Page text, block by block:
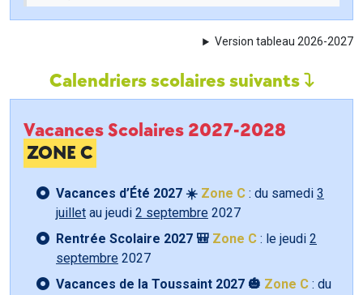
Version tableau 2026-2027
Calendriers scolaires suivants
Vacances Scolaires 2027-2028
ZONE C
Vacances d’Été 2027 ☀️ Zone C : du samedi 3
juillet au jeudi 2 septembre 2027
Rentrée Scolaire 2027 🎒 Zone C : le jeudi 2
septembre 2027
Vacances de la Toussaint 2027 🎃 Zone C : du